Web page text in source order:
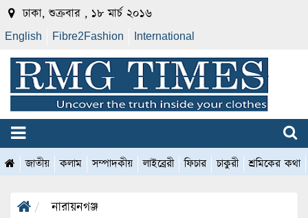
ঢাকা, শুক্রবার , ১৮ মার্চ ২০১৬
English Fibre2Fashion International
জাতীয় কলাম সম্পাদকীয় লাইব্রেরী ফিচার চাকুরী শ্রমিকের কথা
নারায়নগঞ্জ